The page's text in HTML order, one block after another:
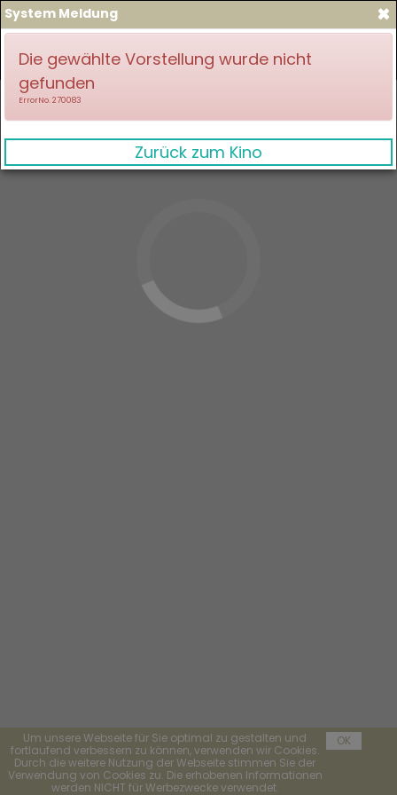
Um unsere Webseite für Sie optimal zu gestalten und
fortlaufend verbessern zu können, verwenden wir Cookies.
Durch die weitere Nutzung der Webseite stimmen Sie der
Verwendung von Cookies zu. Die erhobenen Informationen
werden NICHT für Werbezwecke verwendet.
OK
×
System Meldung
Die gewählte Vorstellung wurde nicht
gefunden
ErrorNo. 270083
Zurück zum Kino